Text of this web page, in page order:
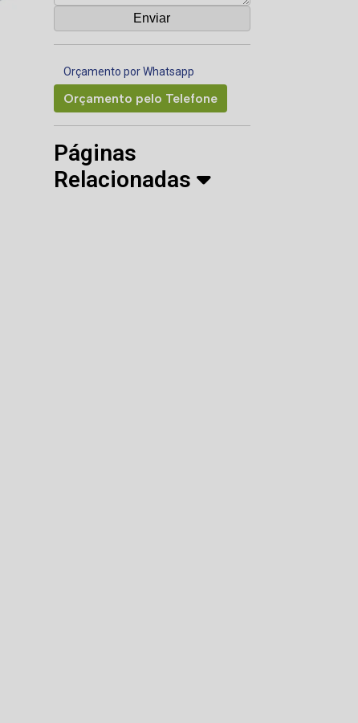
Orçamento por Whatsapp
Orçamento pelo Telefone
Páginas
Relacionadas